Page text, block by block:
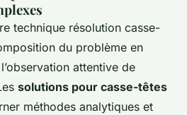
technique résolution casse-
du problème en
attentive de
solutions pour casse-têtes
méthodes analytiques et